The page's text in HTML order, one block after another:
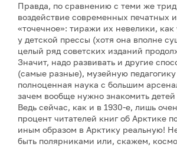
Правда, по сравнению с теми же
воздействие современных печатных
«точечное»: тиражи их невелики,
у детской прессы (хотя она вполне
целый ряд советских изданий
Значит, надо развивать и другие
(самые разные), музейную
полноценная наука с большим
зачем вообще нужно знакомить
Ведь сейчас, как и в 1930-е, лишь
процент читателей книг об Арктике
иным образом в Арктику реальную!
быть полярниками или, скажем,